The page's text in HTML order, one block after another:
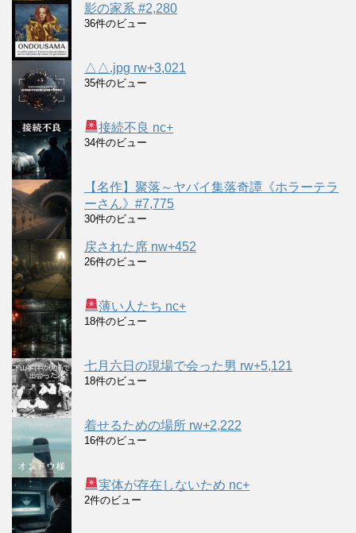
影の家系 #2,280
36件のビュー
△△.jpg rw+3,021
35件のビュー
接続不良 nc+
34件のビュー
【名作】聚落～ヤバイ集落奇譚《ホラーテラ
ーさん》#7,775
30件のビュー
戻された席 nw+452
26件のビュー
薄い人たち nc+
18件のビュー
七月六日の現場で会った男 rw+5,121
18件のビュー
着せるための場所 rw+2,222
16件のビュー
実体が存在しないため nc+
2件のビュー